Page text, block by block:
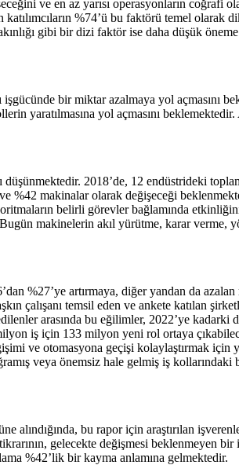
ve en az yarısı operasyonların coğrafi
%74’ü bu faktörü temel olarak
gibi bir dizi faktör ise daha düşük
bir miktar azalmaya yol açmasını
yaratılmasına yol açmasını
düşünmektedir. 2018’de, 12 endüstrideki
%42 makinalar olarak değişeceği
belirli görevler bağlamında
makinelerin akıl yürütme, karar verme,
%27’ye artırmaya, diğer yandan da azalan
çalışanı temsil eden ve ankete katılan
arasında bu eğilimler, 2022’ye kadarki
iş için 133 milyon yeni rol ortaya
ve otomasyona geçişi kolaylaştırmak için
veya önemsiz hale gelmiş iş
alındığında, bu rapor için araştırılan
gelecekte değişmesi beklenmeyen
%42’lik bir kayma anlamına gelmektedir.